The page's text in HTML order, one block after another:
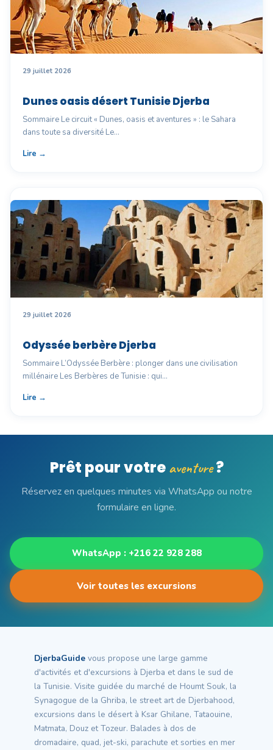
29 juillet 2026
Dunes oasis désert Tunisie Djerba
Sommaire Le circuit « Dunes, oasis et aventures » : le Sahara
dans toute sa diversité Le…
Lire →
29 juillet 2026
Odyssée berbère Djerba
Sommaire L’Odyssée Berbère : plonger dans une civilisation
millénaire Les Berbères de Tunisie : qui…
Lire →
Prêt pour votre aventure?
Réservez en quelques minutes via WhatsApp ou notre
formulaire en ligne.
WhatsApp : +216 22 928 288
Voir toutes les excursions
DjerbaGuide vous propose une large gamme
d'activités et d'excursions à Djerba et dans le sud de
la Tunisie. Visite guidée du marché de Houmt Souk, la
Synagogue de la Ghriba, le street art de Djerbahood,
excursions dans le désert à Ksar Ghilane, Tataouine,
Matmata, Douz et Tozeur. Balades à dos de
dromadaire, quad, jet-ski, parachute et sorties en mer